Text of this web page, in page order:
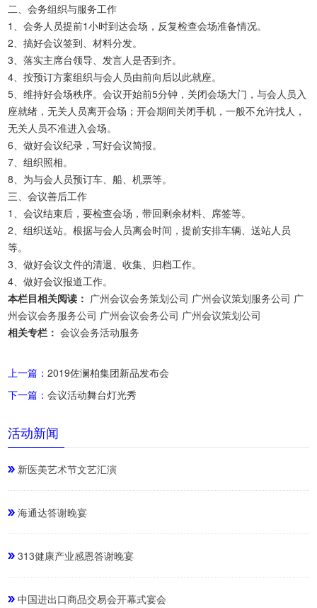
二、会务组织与服务工作
1、会务人员提前1小时到达会场，反复检查会场准备情况。
2、搞好会议签到、材料分发。
3、落实主席台领导、发言人是否到齐。
4、按预订方案组织与会人员由前向后以此就座。
5、维持好会场秩序。会议开始前5分钟，关闭会场大门，与会人员入
座就绪，无关人员离开会场；开会期间关闭手机，一般不允许找人，
无关人员不准进入会场。
6、做好会议纪录，写好会议简报。
7、组织照相。
8、为与会人员预订车、船、机票等。
三、会议善后工作
1、会议结束后，要检查会场，带回剩余材料、席签等。
2、组织送站。根据与会人员离会时间，提前安排车辆、送站人员
等。
3、做好会议文件的清退、收集、归档工作。
4、做好会议报道工作。
本栏目相关阅读： 广州会议会务策划公司 广州会议策划服务公司 广
州会议会务服务公司 广州会议会务公司 广州会议策划公司
相关专栏： 会议会务活动服务
上一篇：2019佐澜柏集团新品发布会
下一篇：会议活动舞台灯光秀
活动新闻
新医美艺术节文艺汇演
海通达答谢晚宴
313健康产业感恩答谢晚宴
中国进出口商品交易会开幕式宴会